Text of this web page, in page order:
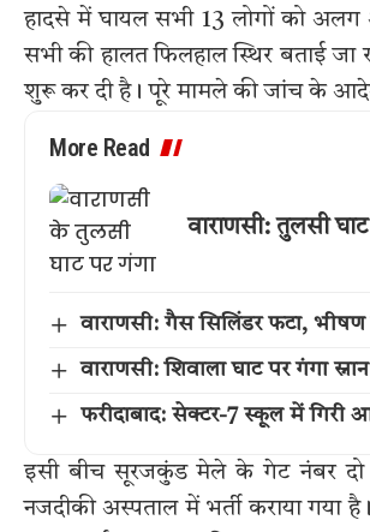
हादसे में घायल सभी 13 लोगों को अलग
सभी की हालत फिलहाल स्थिर बताई
शुरू कर दी है। पूरे मामले की जांच के
More Read
वाराणसी: तुलसी
वाराणसी: गैस सिलिंडर फटा,
वाराणसी: शिवाला घाट पर गंगा
फरीदाबाद: सेक्टर-7 स्कूल में
इसी बीच सूरजकुंड मेले के गेट नंबर दो
नजदीकी अस्पताल में भर्ती कराया गया